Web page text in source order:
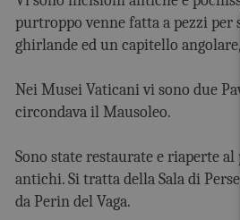
purtroppo venne fatta a pezzi per
ghirlande ed un capitello
Nei Musei Vaticani vi sono due
circondava il Mausoleo.
Sono state restaurate e riaperte
antichi. Si tratta della Sala di
da Perin del Vaga.